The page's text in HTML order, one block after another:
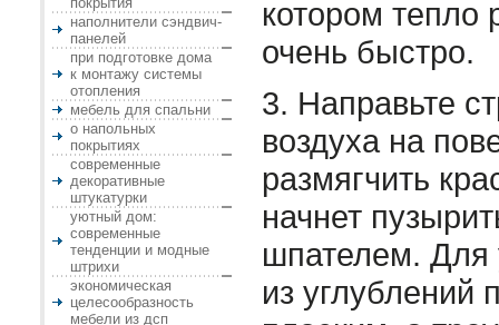
наполнители сэндвич-
панелей
при подготовке дома
к монтажу системы
отопления
мебель для спальни
о напольных
покрытиях
современные
декоративные
штукатурки
уютный дом:
современные
тенденции и модные
штрихи
экономическая
целесообразность
мебели из дсп
котором тепло
очень быстро.
3. Направьте
воздуха на
размягчить
начнет
шпателем. Для
из углублений